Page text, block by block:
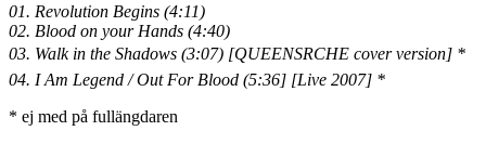
01. Revolution Begins (4:11)
02. Blood on your Hands (4:40)
03. Walk in the Shadows (3:07) [QUEENSRCHE cover version] *
04. I Am Legend / Out For Blood (5:36] [Live 2007] *
* ej med på fullängdaren